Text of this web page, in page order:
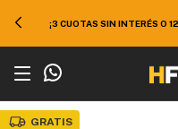
50% EN TODO
GRATIS